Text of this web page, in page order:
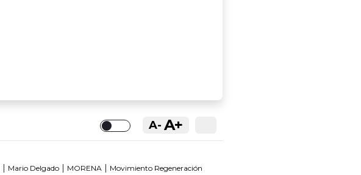
Toggle
A- A+
| Mario Delgado | MORENA | Movimiento Regeneración